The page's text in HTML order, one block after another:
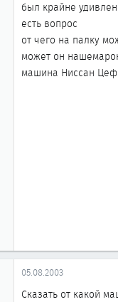
был крайне удивлен
есть вопрос
от чего на палку
может он
машина Ниссан
05.08.2003
Сказать от какой